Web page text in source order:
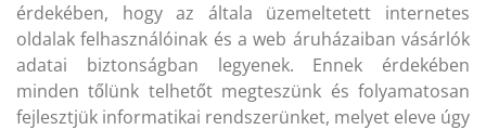
érdekében, hogy az általa üzemeltetett internetes
oldalak felhasználóinak és a web áruházaiban vásárlók
adatai biztonságban legyenek. Ennek érdekében
minden tőlünk telhetőt megteszünk és folyamatosan
fejlesztjük informatikai rendszerünket, melyet eleve úgy